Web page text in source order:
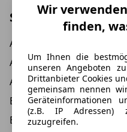
Sicherheit
ABS
Alarmanlage
ASR
Beifahrer-Airbag
Einparkhilfe
Wir
finden,
Um Ihnen die
unseren Angeboten
Drittanbieter Cookies
gemeinsam nennen
Geräteinformationen
(z.B. IP Adressen)
zuzugreifen.